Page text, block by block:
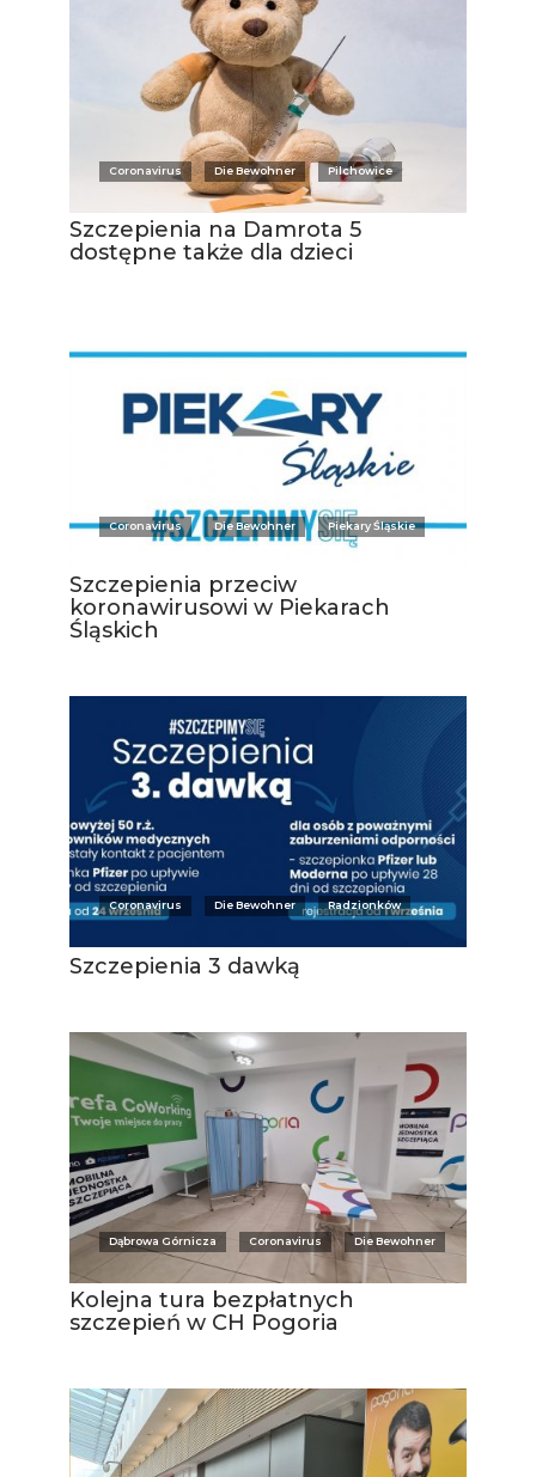
Coronavirus Die Bewohner Pilchowice
Szczepienia na Damrota 5
dostępne także dla dzieci
Coronavirus Die Bewohner Piekary Śląskie
Szczepienia przeciw
koronawirusowi w Piekarach
Śląskich
Coronavirus Die Bewohner Radzionków
Szczepienia 3 dawką
Dąbrowa Górnicza Coronavirus Die Bewohner
Kolejna tura bezpłatnych
szczepień w CH Pogoria